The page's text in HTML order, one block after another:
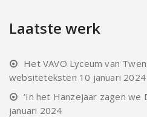
Laatste werk
Het VAVO Lyceum van
websiteteksten 10 januari 2024
‘In het Hanzejaar zagen we
januari 2024